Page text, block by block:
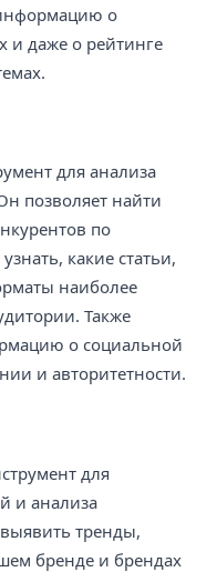
информацию о
и даже о рейтинге
для анализа
позволяет найти
по
какие статьи,
наиболее
Также
о социальной
и авторитетности.
для
и анализа
тренды,
бренде и брендах